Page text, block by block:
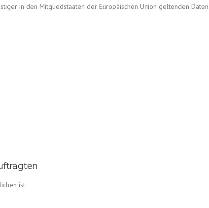
in den Mitgliedstaaten der Europäischen Union geltenden
ist: